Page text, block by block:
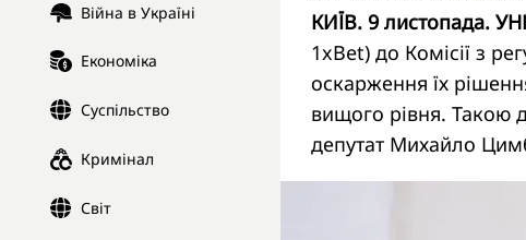
Війна в Україні
Економіка
Суспільство
Кримінал
Світ
КИЇВ. 9 листопада.
1xBet) до Комісії з
оскарження їх
вищого рівня. Такою
депутат Михайло